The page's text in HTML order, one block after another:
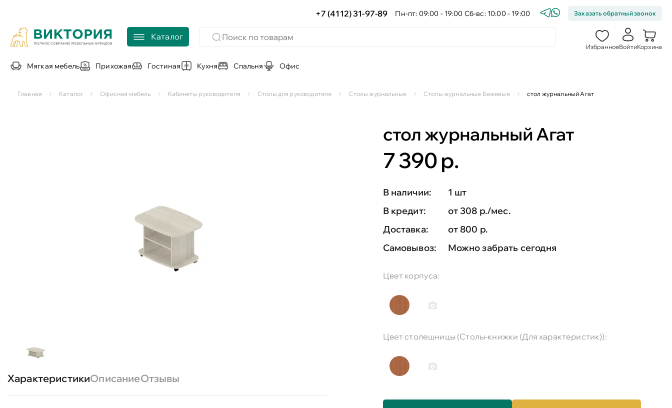
+7 (4112) 31-97-89 Пн-пт: 09:00 - 19:00 Сб-вс: 10:00 - 19:00 Заказать обратный звонок
Каталог
ИзбранноеВойтиКорзина
Мягкая мебель Прихожая Гостиная Кухня Спальня Офис
Главная Каталог Офисная мебель Кабинеты руководителя Столы для руководителя Столы журнальные Столы журнальные Бежевые стол журнальный Агат
ХарактеристикиОписаниеОтзывы
стол журнальный Агат
7 390 р.
В наличии:
1 шт
В кредит:
от 308 р./мес.
Доставка:
от 800 р.
Самовывоз:
Можно забрать сегодня
Цвет корпуса:
Цвет столешницы (Столы-книжки (Для характеристик)):